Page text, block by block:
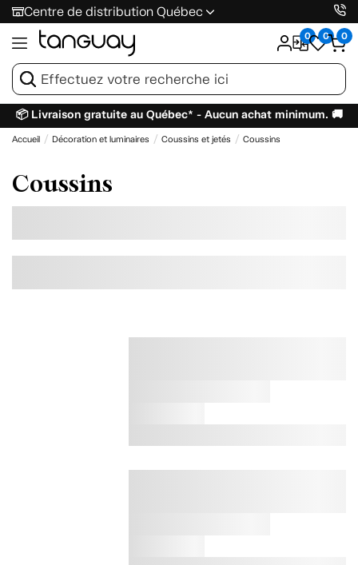
Centre de distribution Québec
0 0 0
📦 Livraison gratuite au Québec* - Aucun achat minimum. 🚚
Accueil Décoration et luminaires Coussins et jetés Coussins
Coussins